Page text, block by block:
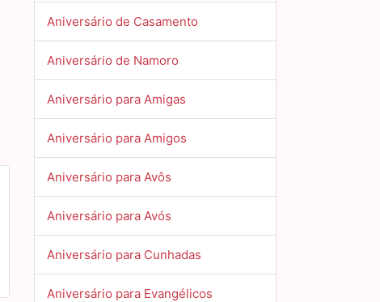
Aniversário de Casamento
Aniversário de Namoro
Aniversário para Amigas
Aniversário para Amigos
Aniversário para Avôs
Aniversário para Avós
Aniversário para Cunhadas
Aniversário para Evangélicos